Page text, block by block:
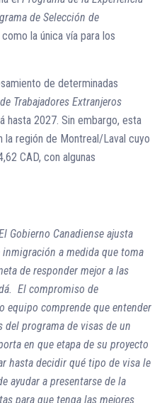
de Selección de
la única vía para los
de determinadas
Trabajadores Extranjeros
hasta 2027. Sin embargo, esta
región de Montreal/Laval cuyo
CAD, con algunas
Gobierno Canadiense ajusta
a medida que toma
de responder mejor a las
El compromiso de
equipo comprende que entender
del programa de visas de un
en que etapa de su proyecto
hasta decidir qué tipo de visa le
ayudar a presentarse de la
para que tenga las mejores